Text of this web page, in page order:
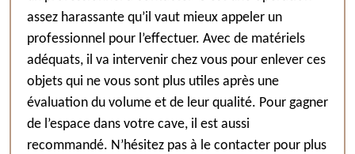
assez harassante qu’il vaut mieux appeler un
professionnel pour l’effectuer. Avec de matériels
adéquats, il va intervenir chez vous pour enlever ces
objets qui ne vous sont plus utiles après une
évaluation du volume et de leur qualité. Pour gagner
de l’espace dans votre cave, il est aussi
recommandé. N’hésitez pas à le contacter pour plus